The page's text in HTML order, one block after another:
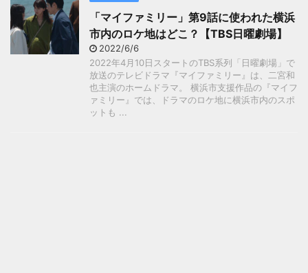
「マイファミリー」第9話に使われた横浜
市内のロケ地はどこ？【TBS日曜劇場】
2022/6/6
2022年4月10日スタートのTBS系列「日曜劇場」で
放送のテレビドラマ『マイファミリー』は、二宮和
也主演のホームドラマ。 横浜市支援作品の『マイフ
ァミリー』では、ドラマのロケ地に横浜市内のスポ
ットも ...